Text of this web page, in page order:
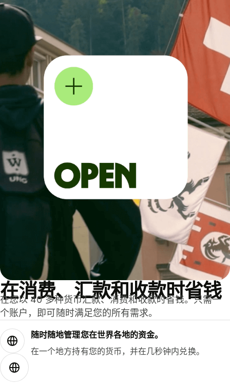
在消费、汇款和收款时省钱
在您以 40 多种货币汇款、消费和收款时省钱。只需一
个账户，即可随时满足您的所有需求。
随时随地管理您在世界各地的资金。
在一个地方持有您的货币，并在几秒钟内兑换。